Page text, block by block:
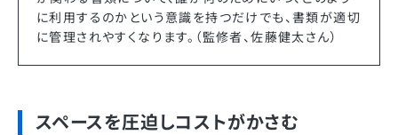
に利用するのかという意識を持つだけでも、書類が適切
に管理されやすくなります。（監修者、佐藤健太さん）
スペースを圧迫しコストがかさむ